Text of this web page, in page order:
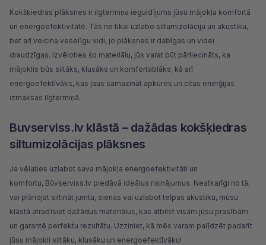
Kokšķiedras plāksnes ir ilgtermiņa ieguldījums jūsu mājokļa komfortā
un energoefektivitātē. Tās ne tikai uzlabo siltumizolāciju un akustiku,
bet arī veicina veselīgu vidi, jo plāksnes ir dabīgas un videi
draudzīgas. Izvēloties šo materiālu, jūs varat būt pārliecināts, ka
mājoklis būs siltāks, klusāks un komfortablāks, kā arī
energoefektīvāks, kas ļaus samazināt apkures un citas enerģijas
izmaksas ilgtermiņā.
Buvserviss.lv klāstā – dažādas kokšķiedras
siltumizolācijas plāksnes
Ja vēlaties uzlabot sava mājokļa energoefektivitāti un
komfortu, Būvserviss.lv piedāvā ideālus risinājumus. Neatkarīgi no tā,
vai plānojat siltināt jumtu, sienas vai uzlabot telpas akustiku, mūsu
klāstā atradīsiet dažādus materiālus, kas atbilst visām jūsu prasībām
un garantē perfektu rezultātu. Uzziniet, kā mēs varam palīdzēt padarīt
jūsu mājokli siltāku, klusāku un energoefektīvāku!